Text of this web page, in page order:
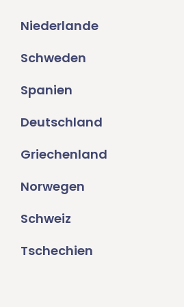
Niederlande
Schweden
Spanien
Deutschland
Griechenland
Norwegen
Schweiz
Tschechien